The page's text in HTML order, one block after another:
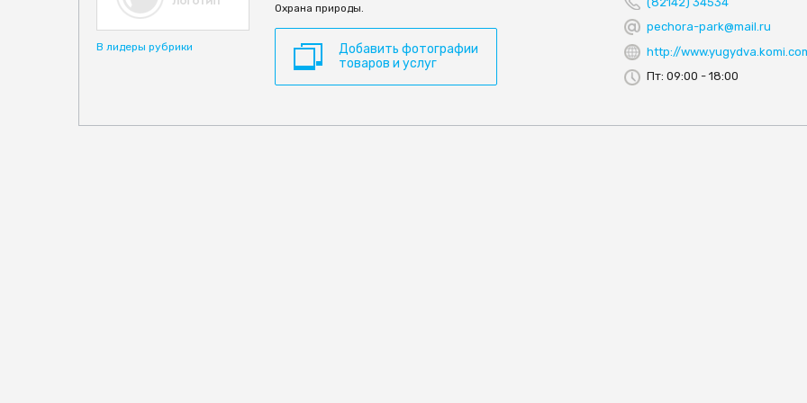
В лидеры рубрики
Охрана природы.
Добавить фотографии
товаров и услуг
pechora-park@mail.ru
http://
Пт: 09:00 - 18:00